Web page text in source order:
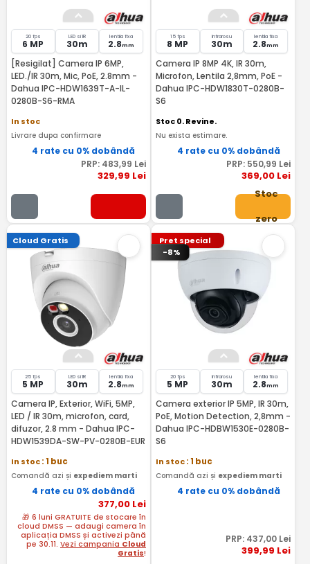
20 fps
6 MP
LED si IR
30m
lentila fixa
2.8mm
[Resigilat] Camera IP 6MP,
LED./IR 30m, Mic, PoE, 2.8mm -
Dahua IPC-HDW1639T-A-IL-
0280B-S6-RMA
In stoc
Livrare dupa confirmare
4 rate cu 0% dobândă
PRP: 483,99 Lei
329,99 Lei
15 fps
8 MP
Infrarosu
30m
lentila fixa
2.8mm
Camera IP 8MP 4K, IR 30m,
Microfon, Lentila 2,8mm, PoE -
Dahua IPC-HDW1830T-0280B-
S6
Stoc 0. Revine.
Nu exista estimare.
4 rate cu 0% dobândă
PRP: 550,99 Lei
369,00 Lei
Stoc
zero
Cloud Gratis
25 fps
5 MP
LED si IR
30m
lentila fixa
2.8mm
Camera IP, Exterior, WiFi, 5MP,
LED / IR 30m, microfon, card,
difuzor, 2.8 mm - Dahua IPC-
HDW1539DA-SW-PV-0280B-EUR
In stoc: 1 buc
Comandă azi și expediem marti
4 rate cu 0% dobândă
377,00Lei
🎁 6 luni GRATUITE de stocare în
cloud DMSS — adaugi camera în
aplicația DMSS și activezi până
pe 30.11. Vezi campania Cloud
Gratis!
Pret special
-8%
20 fps
5 MP
Infrarosu
30m
lentila fixa
2.8mm
Camera exterior IP 5MP, IR 30m,
PoE, Motion Detection, 2,8mm -
Dahua IPC-HDBW1530E-0280B-
S6
In stoc: 1 buc
Comandă azi și expediem marti
4 rate cu 0% dobândă
PRP: 437,00 Lei
399,99 Lei